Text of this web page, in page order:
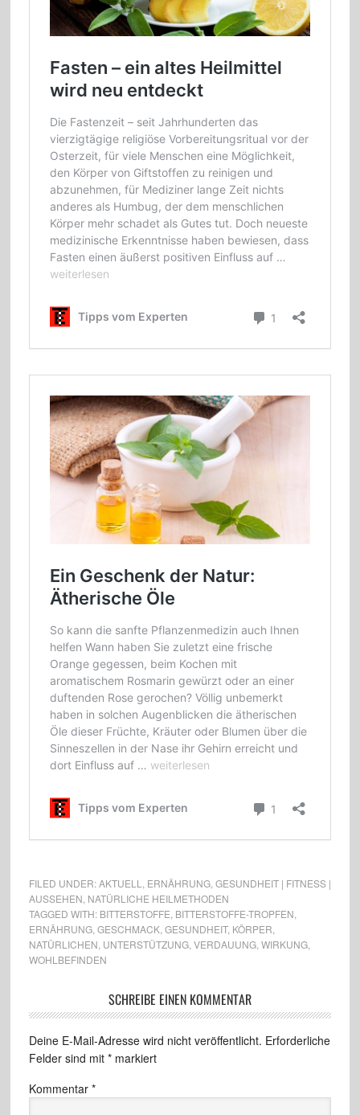
FILED UNDER:AKTUELL ERNÄHRUNG, GESUNDHEIT | FITNESS |
AUSSEHEN NATÜRLICHE HEILMETHODEN
TAGGED WITH: BITTERSTOFFE BITTERSTOFFE-TROPFEN
ERNÄHRUNG, GESCHMACK, GESUNDHEIT, KÖRPER
NATÜRLICHEN UNTERSTÜTZUNG, VERDAUUNG, WIRKUNG,
WOHLBEFINDEN
SCHREIBE EINEN KOMMENTAR
Deine E-Mail-Adresse wird nicht veröffentlicht. Erforderliche
Felder sind mit *markiert
Kommentar *